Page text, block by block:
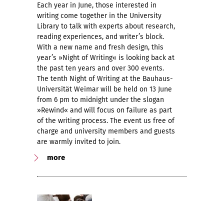
Each year in June, those interested in
writing come together in the University
Library to talk with experts about research,
reading experiences, and writer’s block.
With a new name and fresh design, this
year’s »Night of Writing« is looking back at
the past ten years and over 300 events.
The tenth Night of Writing at the Bauhaus-
Universität Weimar will be held on 13 June
from 6 pm to midnight under the slogan
»Rewind« and will focus on failure as part
of the writing process. The event us free of
charge and university members and guests
are warmly invited to join.
more